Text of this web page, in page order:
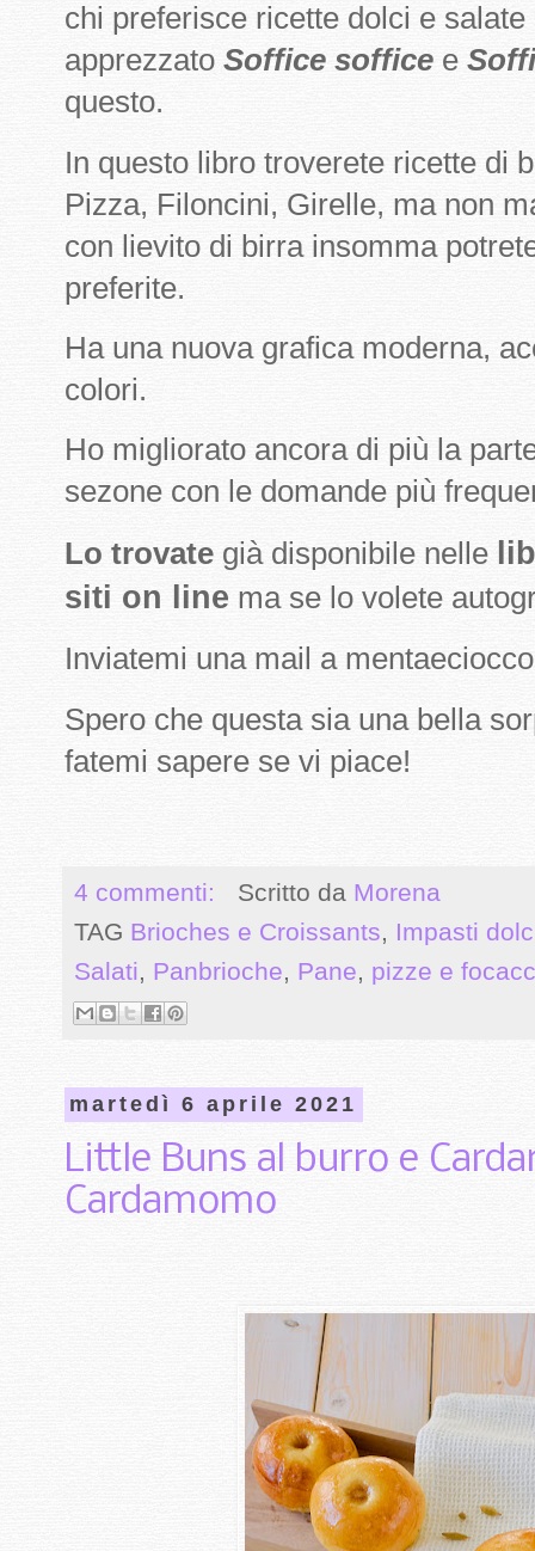
chi preferisce ricette dolci e
apprezzato Soffice soffice e
questo.
In questo libro troverete ricette di
Pizza, Filoncini, Girelle, ma non
con lievito di birra insomma
preferite.
Ha una nuova grafica moderna,
colori.
Ho migliorato ancora di più la
sezone con le domande più
Lo trovate già disponibile nelle
siti on line ma se lo volete
Inviatemi una mail a
Spero che questa sia una bella
fatemi sapere se vi piace!
4 commenti: Scritto da Morena
TAG Brioches e Croissants, Impasti
Salati, Panbrioche, Pane, pizze e
martedì 6 aprile 2021
Little Buns al burro e
Cardamomo